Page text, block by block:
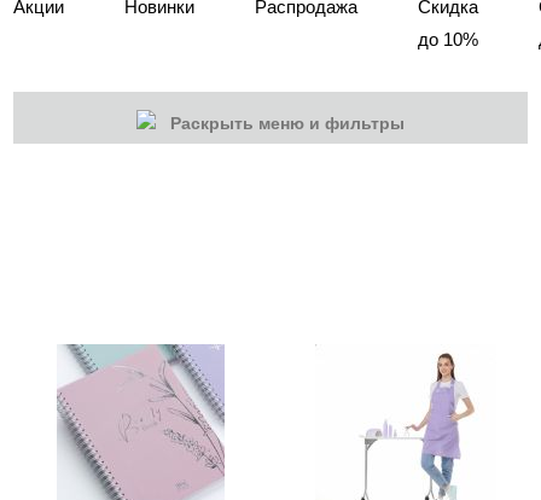
Акции Новинки Распродажа
Скидка
до 10%
Раскрыть меню и фильтры
Оборудование
Одежда для мастеров
Учебные пособия, журналы